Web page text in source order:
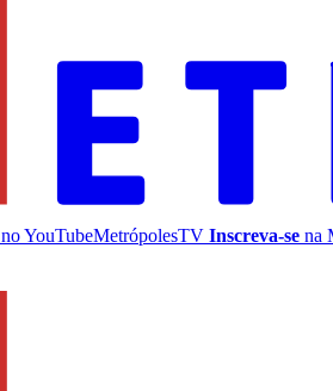
YouTubeMetrópolesTV Inscreva-se na